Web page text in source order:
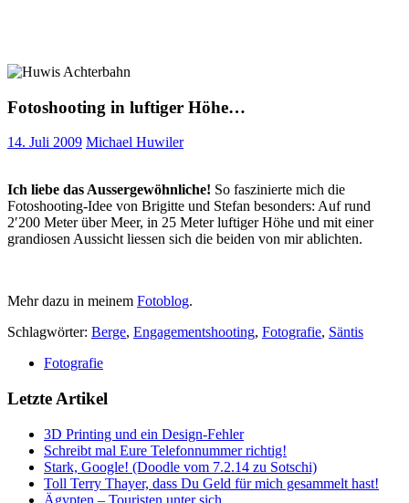
Fotoshooting in luftiger Höhe…
14. Juli 2009 Michael Huwiler
Ich liebe das Aussergewöhnliche! So faszinierte mich die
Fotoshooting-Idee von Brigitte und Stefan besonders: Auf rund
2′200 Meter über Meer, in 25 Meter luftiger Höhe und mit einer
grandiosen Aussicht liessen sich die beiden von mir ablichten.
Mehr dazu in meinem Fotoblog.
Schlagwörter: Berge, Engagementshooting, Fotografie, Säntis
Fotografie
Letzte Artikel
3D Printing und ein Design-Fehler
Schreibt mal Eure Telefonnummer richtig!
Stark, Google! (Doodle vom 7.2.14 zu Sotschi)
Toll Terry Thayer, dass Du Geld für mich gesammelt hast!
Ägypten – Touristen unter sich.